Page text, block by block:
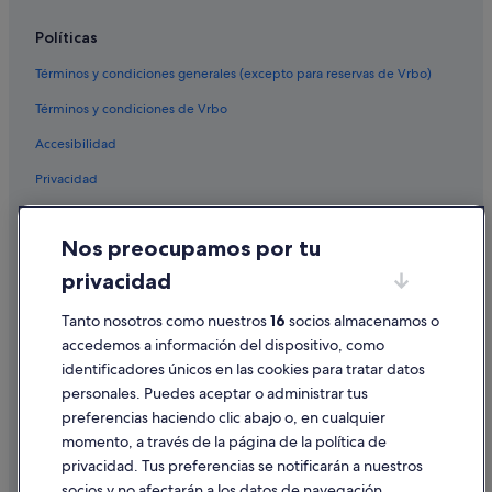
Campings de caravanas en Comunidad Valenciana
Hoteles cerca de Oficina central de correos
Hoteles con casino en Valencia
Hoteles en la playa en Provincia de Valencia
Cruceros en Comunidad Valenciana
Hoteles románticos en Valencia
Residences en Valencia
Hoteles de golf en Comunidad Valenciana
B&B en Valencia
Hoteles baratos en Comunidad Valenciana
Hoteles de 4 estrellas en Valencia
Hoteles con casino en Comunidad Valenciana
Santos hoteles en Valencia
Políticas
Términos y condiciones generales (excepto para reservas de Vrbo)
Términos y condiciones de Vrbo
Accesibilidad
Privacidad
Condiciones de uso
Información legal/contacto
Pautas sobre el contenido y cómo denunciar contenido
Ayuda
Cancelar un vuelo
Cancelar una reserva de hotel o de un alquiler vacacional
Nos preocupamos por tu
privacidad
Tanto nosotros como nuestros16 socios almacenamos o
accedemos a información del dispositivo, como
identificadores únicos en las cookies para tratar datos
personales. Puedes aceptar o administrar tus
preferencias haciendo clic abajo o, en cualquier
momento, a través de la página de la política de
privacidad. Tus preferencias se notificarán a nuestros